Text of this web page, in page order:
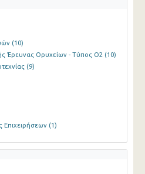
(10)
Έρευνας Ορυχείων - Τύπος Ο2 (10)
(9)
Επιχειρήσεων (1)